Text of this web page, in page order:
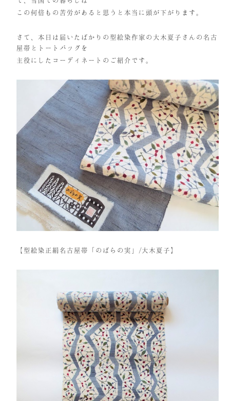
この何倍もの苦労があると思うと本当に頭が下がります。
さて、本日は届いたばかりの型絵染作家の大木夏子さんの名古
屋帯とトートバッグを
主役にしたコーディネートのご紹介です。
【型絵染正絹名古屋帯「のばらの実」/大木夏子】